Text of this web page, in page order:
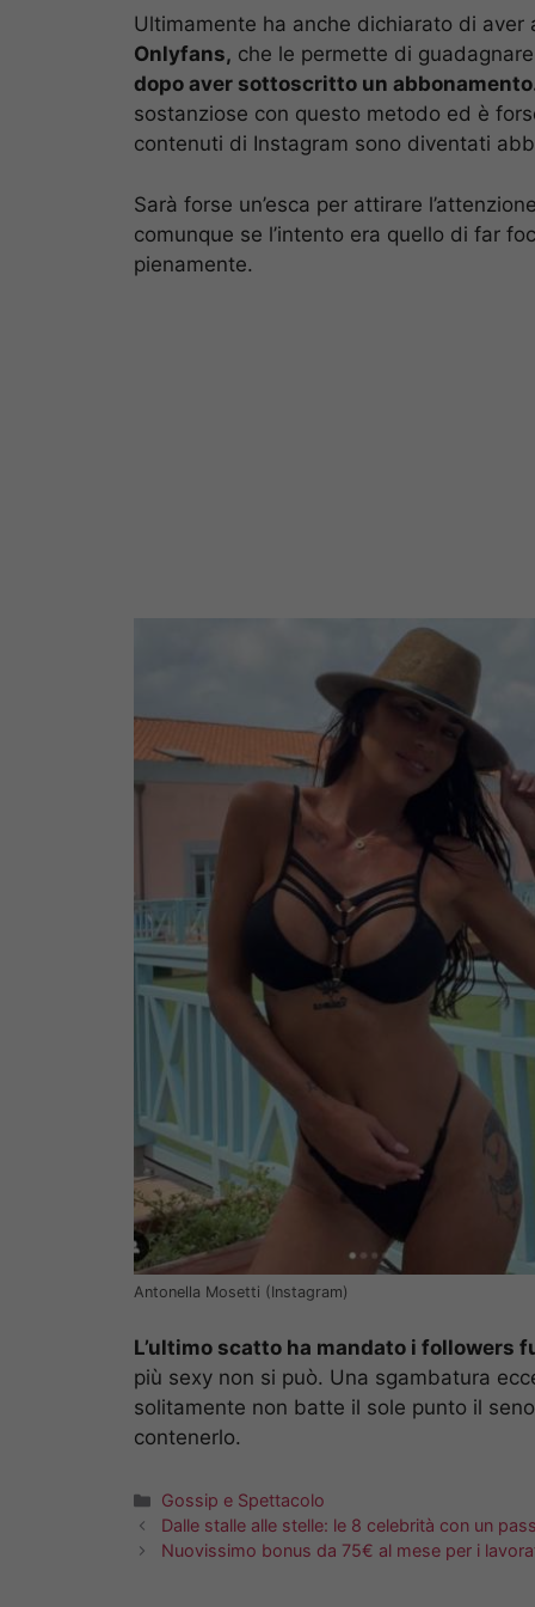
Ultimamente ha anche dichiarato di
Onlyfans, che le permette di guadagnare
dopo aver sottoscritto un
sostanziose con questo metodo ed è
contenuti di Instagram sono diventati
Sarà forse un’esca per attirare
comunque se l’intento era quello di far
pienamente.
Antonella Mosetti (Instagram)
L’ultimo scatto ha mandato i followers
più sexy non si può. Una sgambatura
solitamente non batte il sole punto il
contenerlo.
Categorie
Gossip e Spettacolo
Dalle stalle alle stelle: le 8 celebrità con un
Nuovissimo bonus da 75€ al mese per i